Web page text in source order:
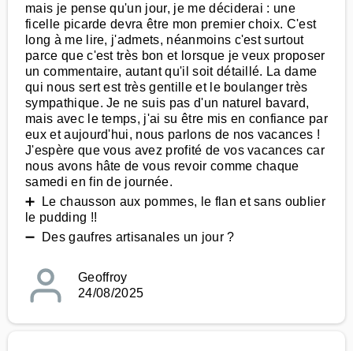
mais je pense qu'un jour, je me déciderai : une
ficelle picarde devra être mon premier choix. C'est
long à me lire, j'admets, néanmoins c'est surtout
parce que c'est très bon et lorsque je veux proposer
un commentaire, autant qu'il soit détaillé. La dame
qui nous sert est très gentille et le boulanger très
sympathique. Je ne suis pas d'un naturel bavard,
mais avec le temps, j'ai su être mis en confiance par
eux et aujourd'hui, nous parlons de nos vacances !
J'espère que vous avez profité de vos vacances car
nous avons hâte de vous revoir comme chaque
samedi en fin de journée.
➕ Le chausson aux pommes, le flan et sans oublier
le pudding !!
➖ Des gaufres artisanales un jour ?
Geoffroy
24/08/2025